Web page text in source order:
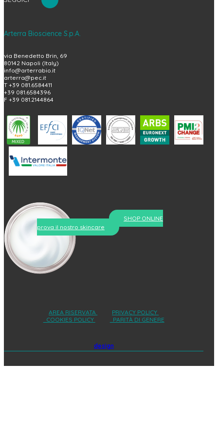
Arterra Bioscience S.p.A.
via Benedetto Brin, 69
80142 Napoli (Italy)
info@arterrabio.it
arterra@pec.it
T +39 081.6584411
+39 081.6584396
F +39 081.2144864
SHOP ONLINE
prova il nostro skincare
AREA RISERVATA
PRIVACY POLICY
COOKIES POLICY
PARITÀ DI GENERE
design